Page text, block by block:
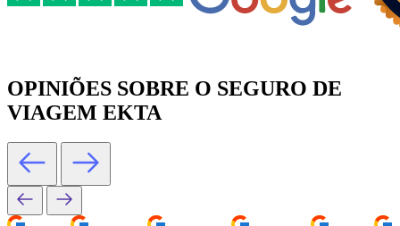
OPINIÕES SOBRE O SEGURO DE
VIAGEM EKTA